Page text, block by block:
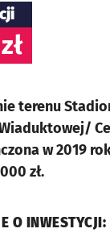
terenu
w 2019
zł.
O INWESTYCJI: